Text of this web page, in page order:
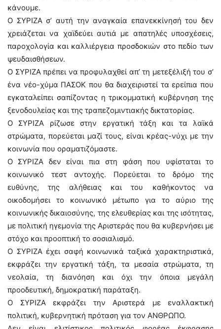
κάνουμε.
Ο ΣΥΡΙΖΑ σ’ αυτή την αναγκαία επανεκκίνησή του δεν
χρειάζεται να χαϊδεύει αυτιά με απατηλές υποσχέσεις,
παροχολογία και καλλιέργεια προσδοκιών στο πεδίο των
ψευδαισθήσεων.
Ο ΣΥΡΙΖΑ πρέπει να προφυλαχθεί απ’ τη μετεξέλιξή του σ’
ένα νέο-χύμα ΠΑΣΟΚ που θα διαχειριστεί τα ερείπια που
εγκαταλείπει σαπίζοντας η τρικομματική κυβέρνηση της
ξενοδουλείας και της τραπεζομιντιακής δικτατορίας.
Ο ΣΥΡΙΖΑ ρίζωσε στην εργατική τάξη και τα λαϊκά
στρώματα, πορεύεται μαζί τους, είναι κρέας-νύχι με την
κοινωνία που οραματιζόμαστε.
Ο ΣΥΡΙΖΑ δεν είναι πια στη φάση που υφίσταται το
κοινωνικό τεστ αντοχής. Πορεύεται το δρόμο της
ευθύνης, της αλήθειας και του καθήκοντος να
οικοδομήσει το κοινωνικό μέτωπο για το αύριο της
κοινωνικής δικαιοσύνης, της ελευθερίας και της ισότητας,
με πολιτική ηγεμονία της Αριστεράς που θα κυβερνήσει με
στόχο και προοπτική το σοσιαλισμό.
Ο ΣΥΡΙΖΑ έχει σαφή κοινωνικά ταξικά χαρακτηριστικά,
εκφράζει την εργατική τάξη, τα μεσαία στρώματα, τη
νεολαία, τη διανόηση και όχι την όποια μεγάλη
προοδευτική, δημοκρατική παράταξη.
Ο ΣΥΡΙΖΑ εκφράζει την Αριστερά με εναλλακτική
πολιτική, κυβερνητική πρόταση για τον ΑΝΘΡΩΠΟ.